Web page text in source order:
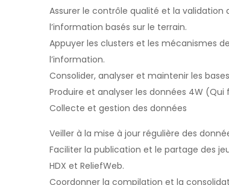
Assurer le contrôle qualité et la validation
l’information basés sur le terrain.
Appuyer les clusters et les mécanismes
l’information.
Consolider, analyser et maintenir les
Produire et analyser les données 4W
Collecte et gestion des données
Veiller à la mise à jour régulière des
Faciliter la publication et le partage des
HDX et ReliefWeb.
Coordonner la compilation et la